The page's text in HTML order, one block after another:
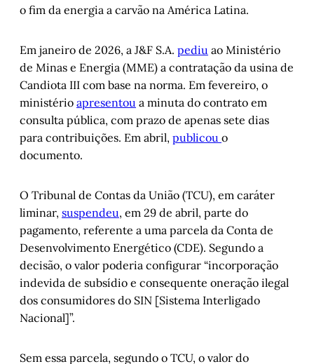
o fim da energia a carvão na América Latina.
Em janeiro de 2026, a J&F S.A. pediu ao Ministério
de Minas e Energia (MME) a contratação da usina de
Candiota III com base na norma. Em fevereiro, o
ministério apresentou a minuta do contrato em
consulta pública, com prazo de apenas sete dias
para contribuições. Em abril, publicou o
documento.
O Tribunal de Contas da União (TCU), em caráter
liminar, suspendeu, em 29 de abril, parte do
pagamento, referente a uma parcela da Conta de
Desenvolvimento Energético (CDE). Segundo a
decisão, o valor poderia configurar “incorporação
indevida de subsídio e consequente oneração ilegal
dos consumidores do SIN [Sistema Interligado
Nacional]”.
Sem essa parcela, segundo o TCU, o valor do